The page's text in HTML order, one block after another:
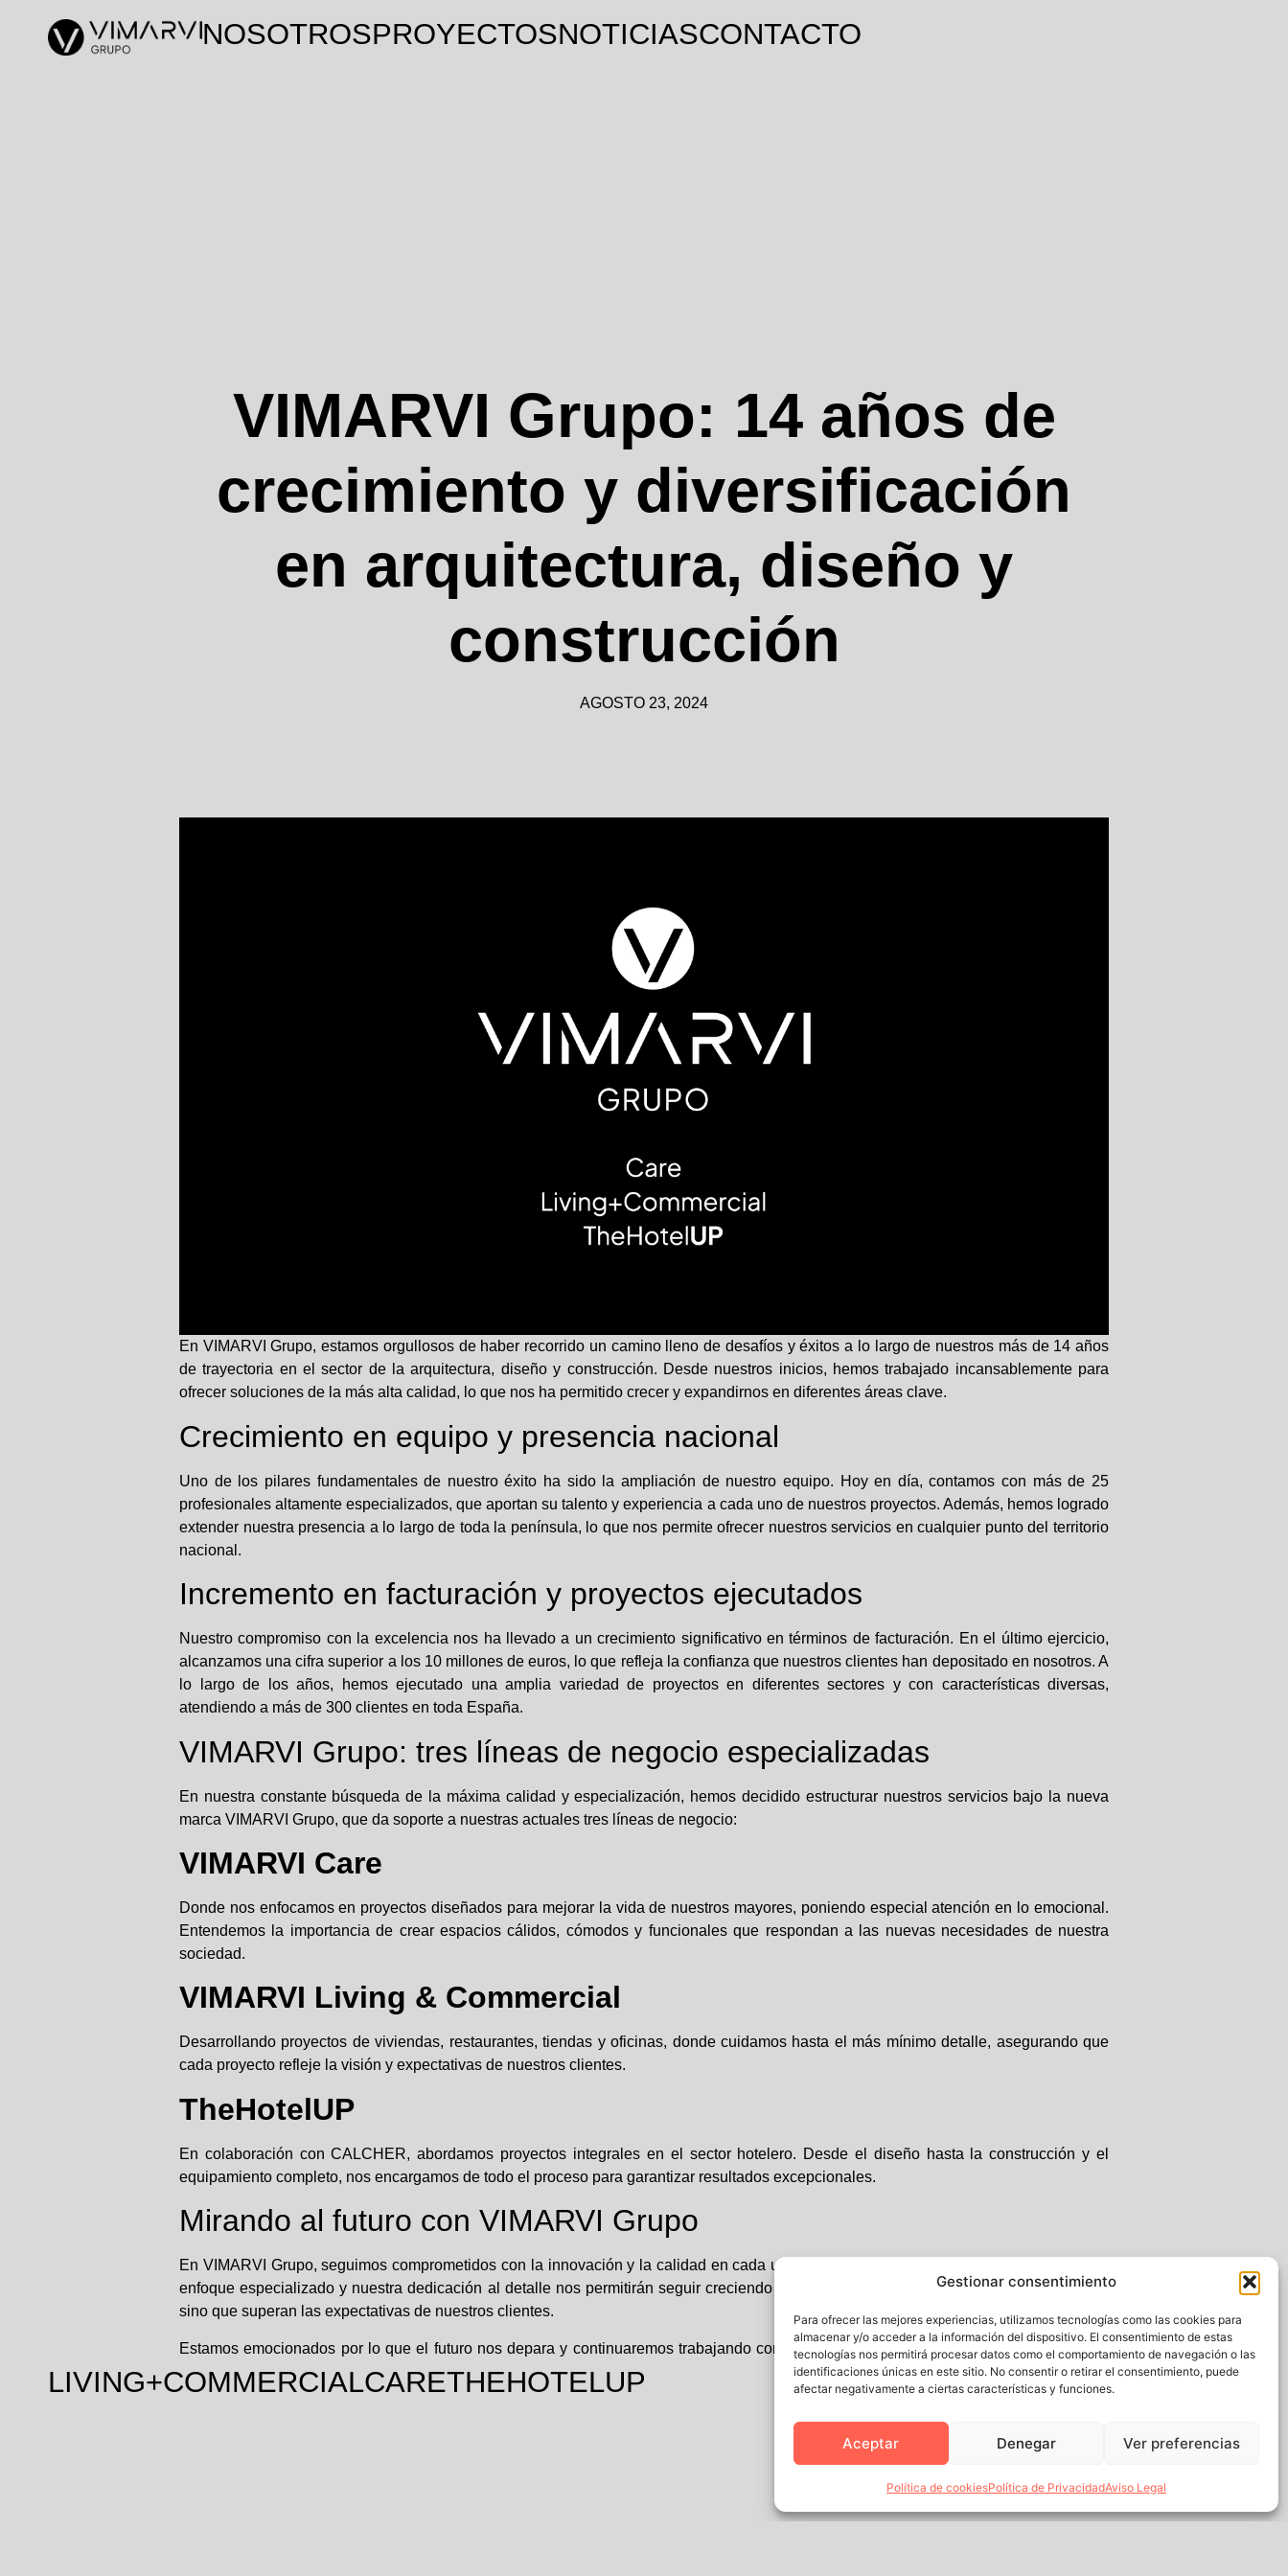
Gestionar consentimiento
Para ofrecer las mejores experiencias, utilizamos tecnologías como las cookies para
almacenar y/o acceder a la información del dispositivo. El consentimiento de estas
tecnologías nos permitirá procesar datos como el comportamiento de navegación o las
identificaciones únicas en este sitio. No consentir o retirar el consentimiento, puede
afectar negativamente a ciertas características y funciones.
Aceptar Denegar Ver preferencias
Política de cookiesPolítica de PrivacidadAviso Legal
NOSOTROSPROYECTOSNOTICIASCONTACTO
VIMARVI Grupo: 14 años de
crecimiento y diversificación
en arquitectura, diseño y
construcción
AGOSTO 23, 2024
En VIMARVI Grupo, estamos orgullosos de haber recorrido un camino lleno de desafíos y éxitos a lo largo de nuestros más de 14 años
de trayectoria en el sector de la arquitectura, diseño y construcción. Desde nuestros inicios, hemos trabajado incansablemente para
ofrecer soluciones de la más alta calidad, lo que nos ha permitido crecer y expandirnos en diferentes áreas clave.
Crecimiento en equipo y presencia nacional
Uno de los pilares fundamentales de nuestro éxito ha sido la ampliación de nuestro equipo. Hoy en día, contamos con más de 25
profesionales altamente especializados, que aportan su talento y experiencia a cada uno de nuestros proyectos. Además, hemos logrado
extender nuestra presencia a lo largo de toda la península, lo que nos permite ofrecer nuestros servicios en cualquier punto del territorio
nacional.
Incremento en facturación y proyectos ejecutados
Nuestro compromiso con la excelencia nos ha llevado a un crecimiento significativo en términos de facturación. En el último ejercicio,
alcanzamos una cifra superior a los 10 millones de euros, lo que refleja la confianza que nuestros clientes han depositado en nosotros. A
lo largo de los años, hemos ejecutado una amplia variedad de proyectos en diferentes sectores y con características diversas,
atendiendo a más de 300 clientes en toda España.
VIMARVI Grupo: tres líneas de negocio especializadas
En nuestra constante búsqueda de la máxima calidad y especialización, hemos decidido estructurar nuestros servicios bajo la nueva
marca VIMARVI Grupo, que da soporte a nuestras actuales tres líneas de negocio:
VIMARVI Care
Donde nos enfocamos en proyectos diseñados para mejorar la vida de nuestros mayores, poniendo especial atención en lo emocional.
Entendemos la importancia de crear espacios cálidos, cómodos y funcionales que respondan a las nuevas necesidades de nuestra
sociedad.
VIMARVI Living & Commercial
Desarrollando proyectos de viviendas, restaurantes, tiendas y oficinas, donde cuidamos hasta el más mínimo detalle, asegurando que
cada proyecto refleje la visión y expectativas de nuestros clientes.
TheHotelUP
En colaboración con CALCHER, abordamos proyectos integrales en el sector hotelero. Desde el diseño hasta la construcción y el
equipamiento completo, nos encargamos de todo el proceso para garantizar resultados excepcionales.
Mirando al futuro con VIMARVI Grupo
En VIMARVI Grupo, seguimos comprometidos con la innovación y la calidad en cada uno de nuestros proyectos. Creemos que nuestro
enfoque especializado y nuestra dedicación al detalle nos permitirán seguir creciendo y ofreciendo soluciones que, no solo satisfacen,
sino que superan las expectativas de nuestros clientes.
Estamos emocionados por lo que el futuro nos depara y continuaremos trabajando con la misma pasión y profesionalismo que nos ha
llevado hasta aquí.
LIVING+COMMERCIALCARETHEHOTELUP